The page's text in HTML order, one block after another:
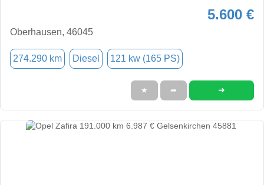
5.600 €
Oberhausen, 46045
274.290 km Diesel 121 kw (165 PS)
★ ➦ ➜